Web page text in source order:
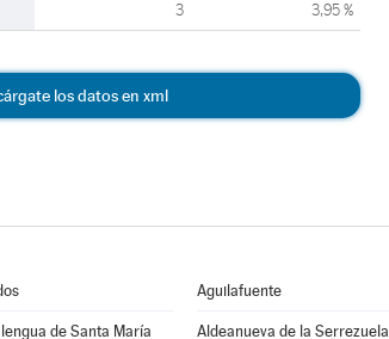
3 3,95 %
los datos en xml
Aguilafuente
de Santa María Aldeanueva de la Serrezuela